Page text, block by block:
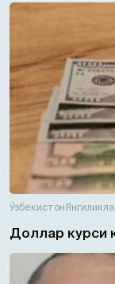
Ўзбекистон
Доллар курси